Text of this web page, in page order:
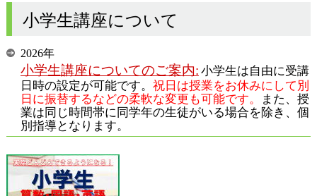
小学生講座について
2026年
小学生講座についてのご案内: 小学生は自由に受講
日時の設定が可能です。 祝日は授業をお休みにして別
日に振替するなどの柔軟な変更も可能です。
また、授
業は同じ時間帯に同学年の生徒がいる場合を除き、個
別指導となります。